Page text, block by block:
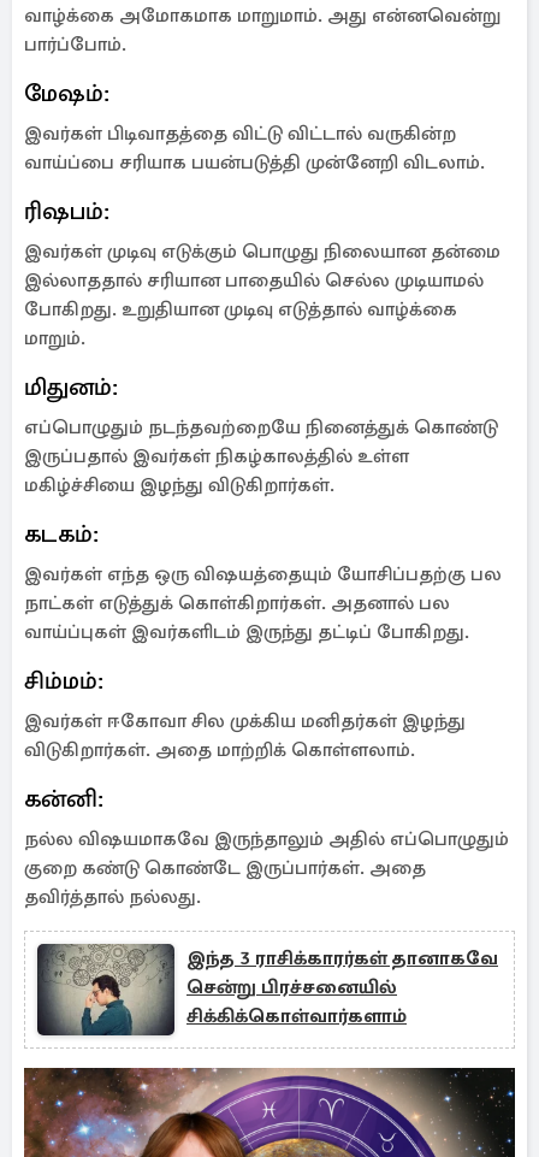
வாழ்க்கை அமோகமாக மாறுமாம். அது என்னவென்று
பார்ப்போம்.
மேஷம்:
இவர்கள் பிடிவாதத்தை விட்டு விட்டால் வருகின்ற
வாய்ப்பை சரியாக பயன்படுத்தி முன்னேறி விடலாம்.
ரிஷபம்:
இவர்கள் முடிவு எடுக்கும் பொழுது நிலையான தன்மை
இல்லாததால் சரியான பாதையில் செல்ல முடியாமல்
போகிறது. உறுதியான முடிவு எடுத்தால் வாழ்க்கை
மாறும்.
மிதுனம்:
எப்பொழுதும் நடந்தவற்றையே நினைத்துக் கொண்டு
இருப்பதால் இவர்கள் நிகழ்காலத்தில் உள்ள
மகிழ்ச்சியை இழந்து விடுகிறார்கள்.
கடகம்:
இவர்கள் எந்த ஒரு விஷயத்தையும் யோசிப்பதற்கு பல
நாட்கள் எடுத்துக் கொள்கிறார்கள். அதனால் பல
வாய்ப்புகள் இவர்களிடம் இருந்து தட்டிப் போகிறது.
சிம்மம்:
இவர்கள் ஈகோவா சில முக்கிய மனிதர்கள் இழந்து
விடுகிறார்கள். அதை மாற்றிக் கொள்ளலாம்.
கன்னி:
நல்ல விஷயமாகவே இருந்தாலும் அதில் எப்பொழுதும்
குறை கண்டு கொண்டே இருப்பார்கள். அதை
தவிர்த்தால் நல்லது.
இந்த 3 ராசிக்காரர்கள் தானாகவே
சென்று பிரச்சனையில்
சிக்கிக்கொள்வார்களாம்